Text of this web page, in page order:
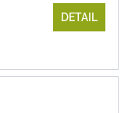
DETAIL